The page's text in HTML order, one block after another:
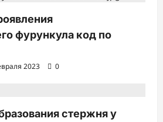
фурункула код по
2023
0
стержня у